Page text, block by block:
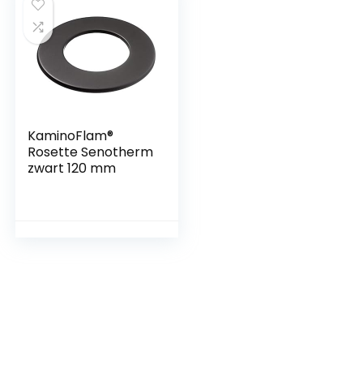
KaminoFlam®
Rosette Senotherm
zwart 120 mm